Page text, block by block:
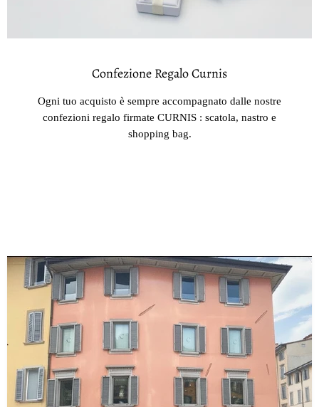
Confezione Regalo Curnis
Ogni tuo acquisto è sempre accompagnato dalle nostre
confezioni regalo firmate CURNIS : scatola, nastro e
shopping bag.